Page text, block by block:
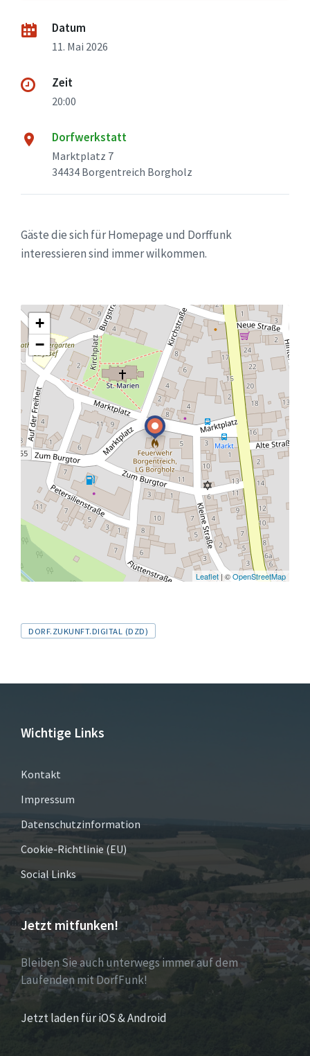
Datum
11. Mai 2026
Zeit
20:00
Dorfwerkstatt
Marktplatz 7
34434 Borgentreich Borgholz
Gäste die sich für Homepage und Dorffunk
interessieren sind immer wilkommen.
+
−
Leaflet| ©OpenStreetMap
Tags
DORF.ZUKUNFT.DIGITAL (DZD)
Wichtige Links
Kontakt
Impressum
Datenschutzinformation
Cookie-Richtlinie (EU)
Social Links
Jetzt mitfunken!
Bleiben Sie auch unterwegs immer auf dem
Laufenden mit DorfFunk!
Jetzt laden für iOS & Android